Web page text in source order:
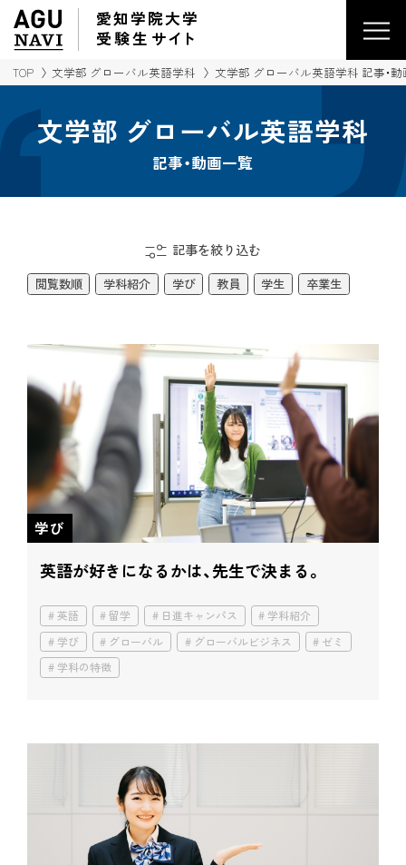
愛知学院大学
受験生 サイ ト
TOP 文学部 グローバル英語学科 文学部 グローバル英語学科 記事・
文学部 グローバル英語学科
記事・動画一覧
記事を絞り込む
閲覧数順 学科紹介 学び 教員 学生 卒業生
学び
英語が好きになるかは、先生で決まる。
英語 留学 日進キャンパス
学科紹介
学び
グローバル グローバルビジネス
ゼミ
学科の特徴